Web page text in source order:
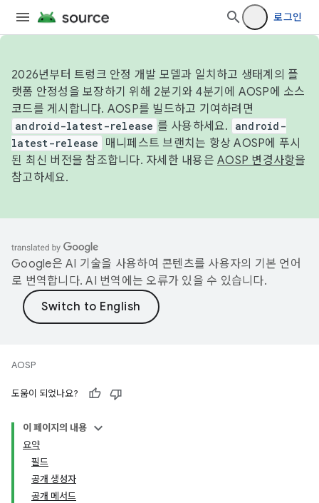
로그인
2026년부터 트렁크 안정 개발 모델과 일치하고 생태계의 플
랫폼 안정성을 보장하기 위해 2분기와 4분기에 AOSP에 소스
코드를 게시합니다. AOSP를 빌드하고 기여하려면
android-latest-release 를 사용하세요.
android-
latest-release
매니페스트 브랜치는 항상 AOSP에 푸시
된 최신 버전을 참조합니다. 자세한 내용은 AOSP 변경사항을
참고하세요.
Google은 AI 기술을 사용하여 콘텐츠를 사용자의 기본 언어
로 번역합니다. AI 번역에는 오류가 있을 수 있습니다.
AOSP
도움이 되었나요?
이 페이지의 내용
요약
필드
공개 생성자
공개 메서드